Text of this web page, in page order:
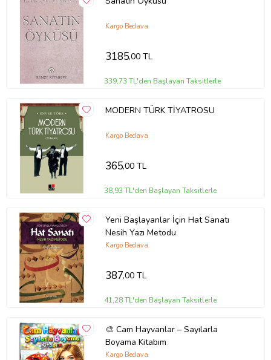
Kargo Bedava
3185,00 TL
339,73 TL'den Başlayan Taksitlerle
MODERN TÜRK TİYATROSU
Kargo Bedava
365,00 TL
38,93 TL'den Başlayan Taksitlerle
Yeni Başlayanlar İçin Hat Sanatı
Nesih Yazı Metodu
Kargo Bedava
387,00 TL
41,28 TL'den Başlayan Taksitlerle
🎨 Cam Hayvanlar – Sayılarla
Boyama Kitabım
Kargo Bedava